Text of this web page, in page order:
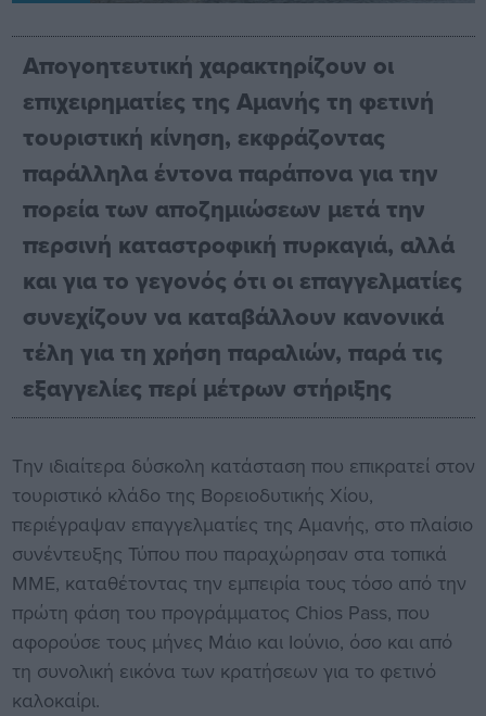
Απογοητευτική χαρακτηρίζουν οι
επιχειρηματίες της Αμανής τη φετινή
τουριστική κίνηση, εκφράζοντας
παράλληλα έντονα παράπονα για την
πορεία των αποζημιώσεων μετά την
περσινή καταστροφική πυρκαγιά, αλλά
και για το γεγονός ότι οι επαγγελματίες
συνεχίζουν να καταβάλλουν κανονικά
τέλη για τη χρήση παραλιών, παρά τις
εξαγγελίες περί μέτρων στήριξης
Την ιδιαίτερα δύσκολη κατάσταση που επικρατεί στον
τουριστικό κλάδο της Βορειοδυτικής Χίου,
περιέγραψαν επαγγελματίες της Αμανής, στο πλαίσιο
συνέντευξης Τύπου που παραχώρησαν στα τοπικά
ΜΜΕ, καταθέτοντας την εμπειρία τους τόσο από την
πρώτη φάση του προγράμματος Chios Pass, που
αφορούσε τους μήνες Μάιο και Ιούνιο, όσο και από
τη συνολική εικόνα των κρατήσεων για το φετινό
καλοκαίρι.